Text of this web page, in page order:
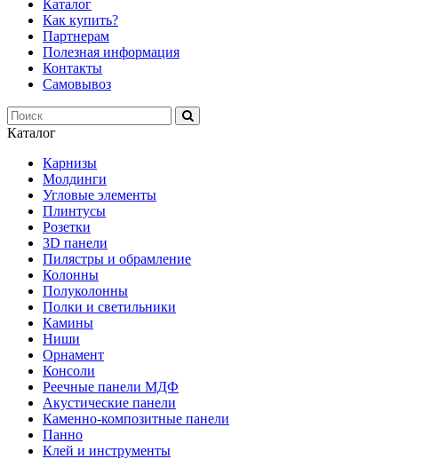
Каталог
Как купить?
Партнерам
Полезная информация
Контакты
Самовывоз
Каталог
Карнизы
Молдинги
Угловые элементы
Плинтусы
Розетки
3D панели
Пилястры и обрамление
Колонны
Полуколонны
Полки и светильники
Камины
Ниши
Орнамент
Консоли
Реечные панели МДФ
Акустические панели
Каменно-композитные панели
Панно
Клей и инструменты